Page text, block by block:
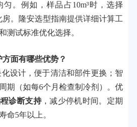
。例如，样品占10m³时，选择
房。隆安选型指南提供详细计算工
测试标准优化选择。
面有哪些优势？
设计，便于清洁和部件更换；智
期（如每6个月检查制冷剂）。优
诊断支持，减少停机时间。定期
命5年以上。